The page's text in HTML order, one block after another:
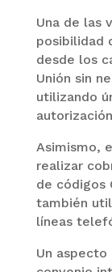
Una de las
posibilidad
desde los
Unión sin
utilizando
Asimismo,
realizar
de códigos
también
líneas
Un